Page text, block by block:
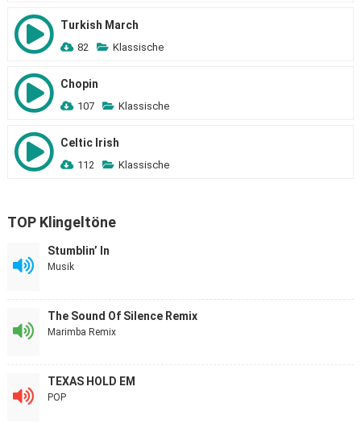
Turkish March
82 Klassische
Chopin
107 Klassische
Celtic Irish
112 Klassische
TOP Klingeltöne
Stumblin’ In
Musik
The Sound Of Silence Remix
Marimba Remix
TEXAS HOLD EM
POP